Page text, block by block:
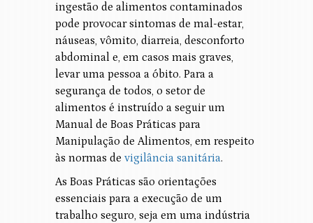
ingestão de alimentos contaminados
pode provocar sintomas de mal-estar,
náuseas, vômito, diarreia, desconforto
abdominal e, em casos mais graves,
levar uma pessoa a óbito. Para a
segurança de todos, o setor de
alimentos é instruído a seguir um
Manual de Boas Práticas para
Manipulação de Alimentos, em respeito
às normas de vigilância sanitária.
As Boas Práticas são orientações
essenciais para a execução de um
trabalho seguro, seja em uma indústria